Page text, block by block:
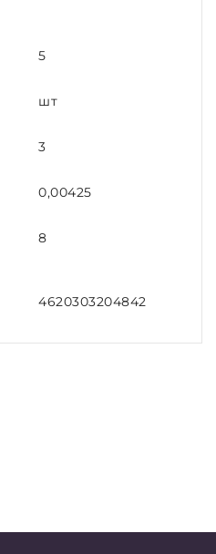
5
шт
3
0,00425
8
4620303204842